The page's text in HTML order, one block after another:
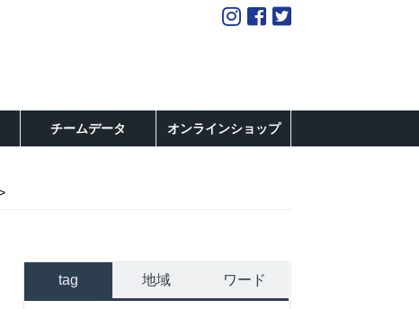
チームデータ オンラインショップ
tag 地域 ワード